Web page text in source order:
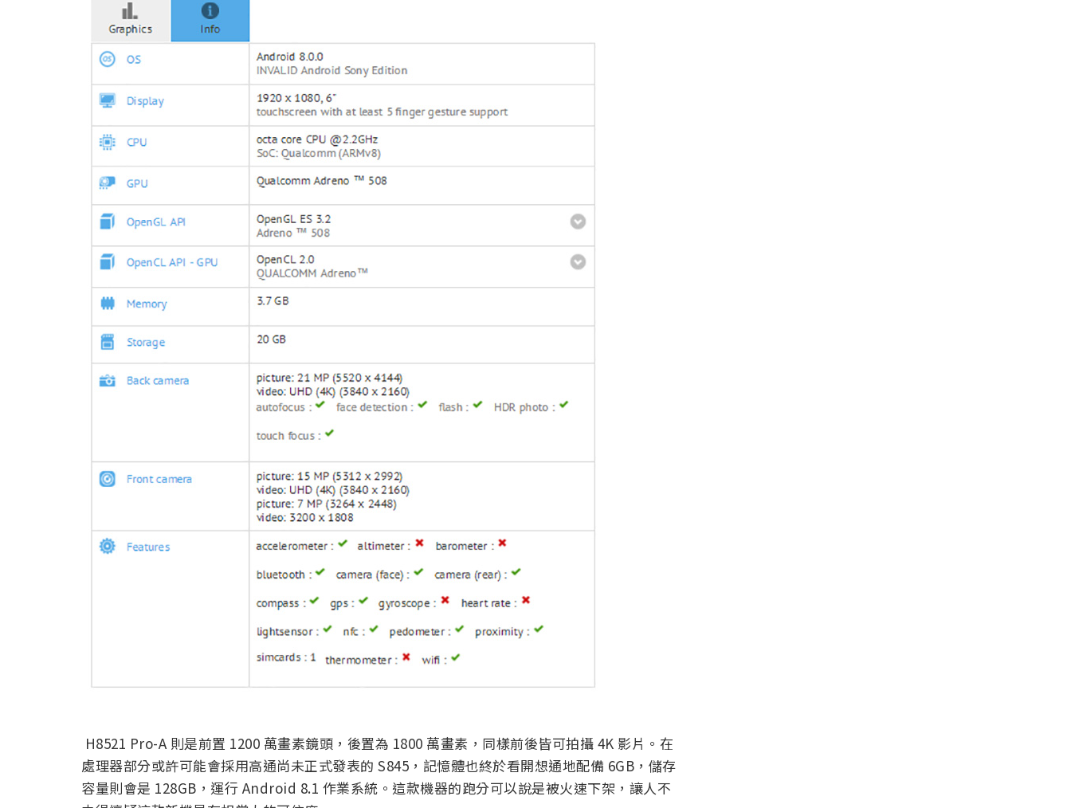
H8521 Pro-A 則是前置 1200 萬畫素鏡頭，後置為 1800 萬畫素，同樣前後皆可拍攝 4K 影片。在
處理器部分或許可能會採用高通尚未正式發表的 S845，記憶體也終於看開想通地配備 6GB，儲存
容量則會是 128GB，運行 Android 8.1 作業系統。這款機器的跑分可以說是被火速下架，讓人不